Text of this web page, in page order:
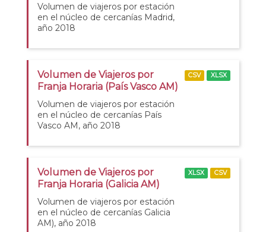
Volumen de viajeros por estación
en el núcleo de cercanías Madrid,
año 2018
Volumen de Viajeros por
Franja Horaria (País Vasco AM)
Volumen de viajeros por estación
en el núcleo de cercanías País
Vasco AM, año 2018
CSV XLSX
Volumen de Viajeros por
Franja Horaria (Galicia AM)
Volumen de viajeros por estación
en el núcleo de cercanías Galicia
AM), año 2018
XLSX CSV